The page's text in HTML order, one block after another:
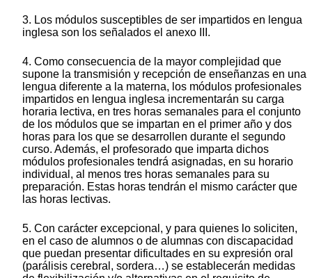
3. Los módulos susceptibles de ser impartidos en lengua
inglesa son los señalados el anexo III.
4. Como consecuencia de la mayor complejidad que
supone la transmisión y recepción de enseñanzas en una
lengua diferente a la materna, los módulos profesionales
impartidos en lengua inglesa incrementarán su carga
horaria lectiva, en tres horas semanales para el conjunto
de los módulos que se impartan en el primer año y dos
horas para los que se desarrollen durante el segundo
curso. Además, el profesorado que imparta dichos
módulos profesionales tendrá asignadas, en su horario
individual, al menos tres horas semanales para su
preparación. Estas horas tendrán el mismo carácter que
las horas lectivas.
5. Con carácter excepcional, y para quienes lo soliciten,
en el caso de alumnos o de alumnas con discapacidad
que puedan presentar dificultades en su expresión oral
(parálisis cerebral, sordera…) se establecerán medidas